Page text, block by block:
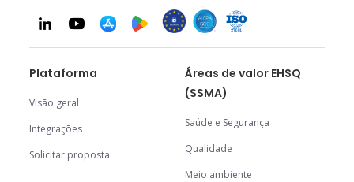
Plataforma
Visão geral
Integrações
Solicitar proposta
Áreas de valor EHSQ
(SSMA)
Saúde e Segurança
Qualidade
Meio ambiente